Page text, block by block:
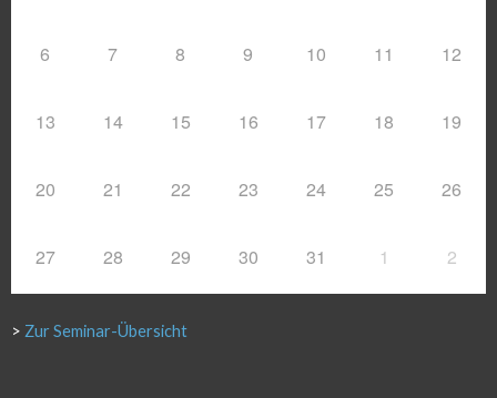
6 7 8 9 10 11 12
13 14 15 16 17 18 19
20 21 22 23 24 25 26
27 28 29 30 31 1 2
> Zur Seminar-Übersicht